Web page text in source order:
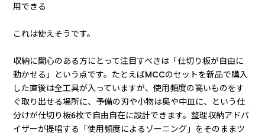
用できる
これは使えそうです。
収納に関心のある方にとって注目すべきは「仕切り板が自由に
動かせる」という点です。たとえばMCCのセットを新品で購入
した直後は全工具が入っていますが、使用頻度の高いものをす
ぐ取り出せる場所に、予備の刃や小物は奥や中皿に、という仕
分けが仕切り板6枚で自由自在に設計できます。整理収納アドバ
イザーが提唱する「使用頻度によるゾーニング」をそのままツ